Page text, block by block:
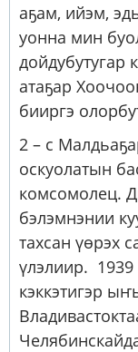
аҕам, ийэм,
уонна мин
дойдубутугар
атаҕар
бииргэ
2 – с
оскуолатын
комсомолец.
бэлэмнэнии
тахсан үөрэх
үлэлиир.
кэккэтигэр